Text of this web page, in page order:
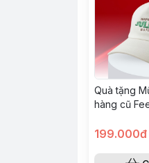
Quà tặng
hàng cũ
199.000đ